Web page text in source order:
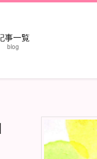
事一覧
blog